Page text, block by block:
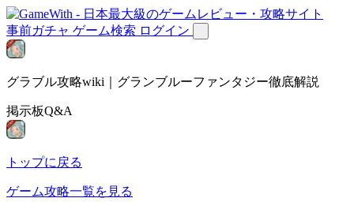
事前ガチャ ゲーム検索 ログイン
グラブル攻略wiki｜グランブルーファンタジー徹底解説
掲示板Q&A
トップに戻る
ゲーム攻略一覧を見る